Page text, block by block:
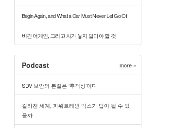
Begin Again, and What a Car Must Never Let Go Of
비긴 어게인, 그리고 차가 놓지 말아야 할 것
Podcast more »
SDV 보안의 본질은 ‘추적성’이다
갈라진 세계, 파워트레인 믹스가 답이 될 수 있
을까